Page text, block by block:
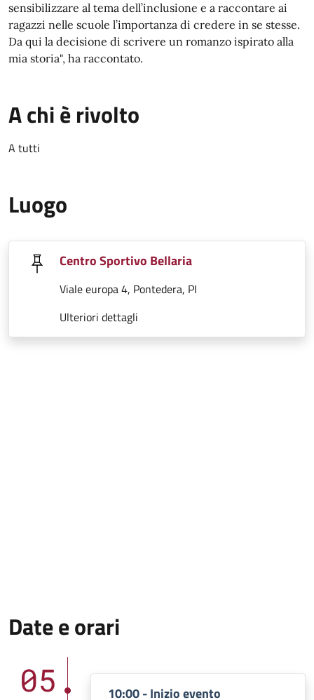
sensibilizzare al tema dell’inclusione e a raccontare ai
ragazzi nelle scuole l’importanza di credere in se stesse.
Da qui la decisione di scrivere un romanzo ispirato alla
mia storia", ha raccontato.
A chi è rivolto
A tutti
Luogo
Centro Sportivo Bellaria
Viale europa 4, Pontedera, PI
Ulteriori dettagli
Date e orari
05 10:00 - Inizio evento